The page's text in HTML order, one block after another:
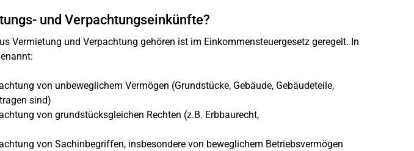
und Verpachtungseinkünfte?
Vermietung und Verpachtung gehören ist im Einkommensteuergesetz geregelt. In
von unbeweglichem Vermögen (Grundstücke, Gebäude, Gebäudeteile,
sind)
von grundstücksgleichen Rechten (z.B. Erbbaurecht,
von Sachinbegriffen, insbesondere von beweglichem Betriebsvermögen